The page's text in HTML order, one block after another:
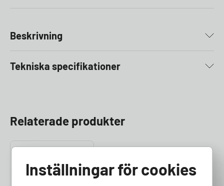
Beskrivning
Tekniska specifikationer
Relaterade produkter
Inställningar för cookies